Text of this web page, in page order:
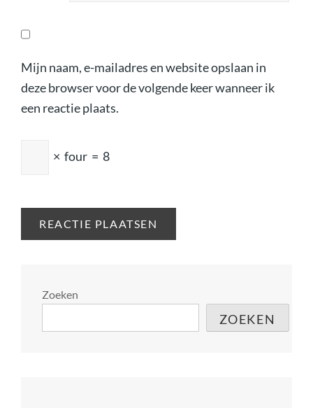
Mijn naam, e-mailadres en website opslaan in
deze browser voor de volgende keer wanneer ik
een reactie plaats.
× four = 8
Zoeken
ZOEKEN